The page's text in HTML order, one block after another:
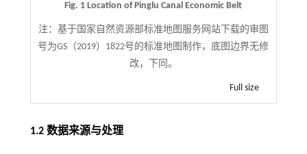
Fig. 1 Location of Pinglu Canal Economic Belt
注： 基于国家自然资源部标准地图服务网站下载的审图
号为GS（2019）1822号的标准地图制作，底图边界无修
改，下同。
Full size
1.2 数据来源与处理